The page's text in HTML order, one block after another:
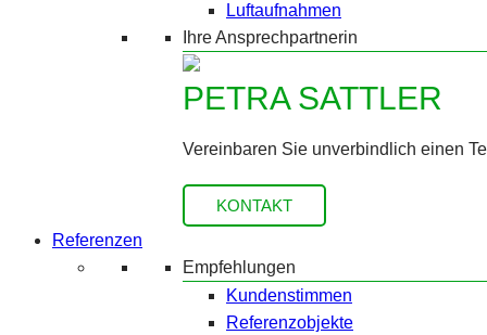
Luftaufnahmen
Ihre Ansprechpartnerin
PETRA SATTLER
Vereinbaren Sie unverbindlich einen
KONTAKT
Referenzen
Empfehlungen
Kundenstimmen
Referenzobjekte